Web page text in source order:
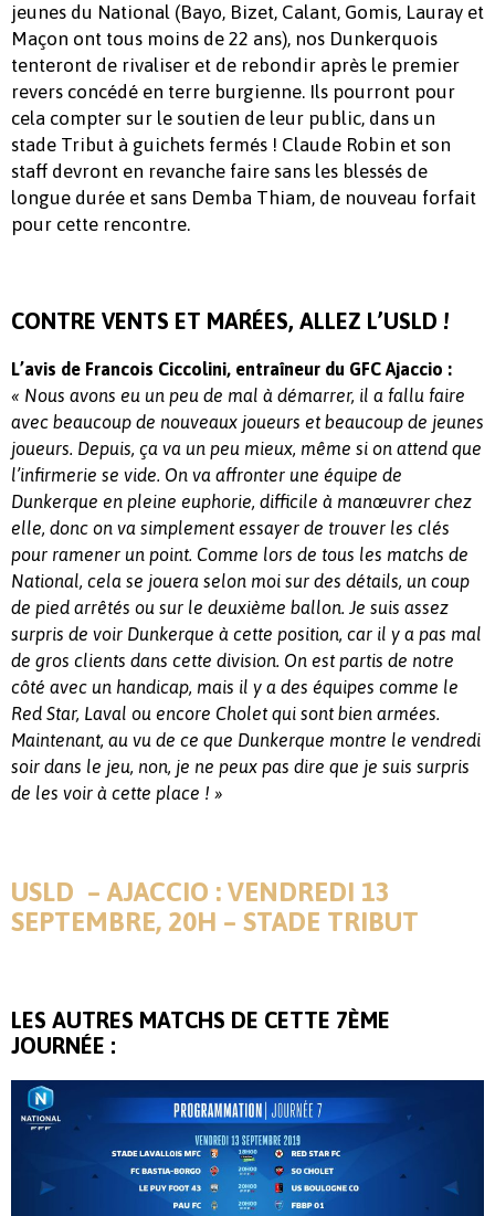
jeunes du National (Bayo, Bizet, Calant, Gomis, Lauray et
Maçon ont tous moins de 22 ans), nos Dunkerquois
tenteront de rivaliser et de rebondir après le premier
revers concédé en terre burgienne. Ils pourront pour
cela compter sur le soutien de leur public, dans un
stade Tribut à guichets fermés ! Claude Robin et son
staff devront en revanche faire sans les blessés de
longue durée et sans Demba Thiam, de nouveau forfait
pour cette rencontre.
CONTRE VENTS ET MARÉES, ALLEZ L’USLD !
L’avis de Francois Ciccolini, entraîneur du GFC Ajaccio :
« Nous avons eu un peu de mal à démarrer, il a fallu faire
avec beaucoup de nouveaux joueurs et beaucoup de jeunes
joueurs. Depuis, ça va un peu mieux, même si on attend que
l’infirmerie se vide. On va affronter une équipe de
Dunkerque en pleine euphorie, difficile à manœuvrer chez
elle, donc on va simplement essayer de trouver les clés
pour ramener un point. Comme lors de tous les matchs de
National, cela se jouera selon moi sur des détails, un coup
de pied arrêtés ou sur le deuxième ballon. Je suis assez
surpris de voir Dunkerque à cette position, car il y a pas mal
de gros clients dans cette division. On est partis de notre
côté avec un handicap, mais il y a des équipes comme le
Red Star, Laval ou encore Cholet qui sont bien armées.
Maintenant, au vu de ce que Dunkerque montre le vendredi
soir dans le jeu, non, je ne peux pas dire que je suis surpris
de les voir à cette place ! »
USLD – AJACCIO : VENDREDI 13
SEPTEMBRE, 20H – STADE TRIBUT
LES AUTRES MATCHS DE CETTE 7ÈME
JOURNÉE :